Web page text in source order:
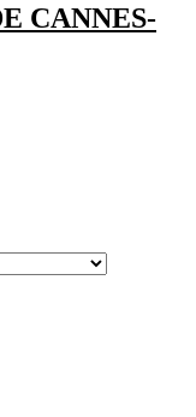
CANNES-